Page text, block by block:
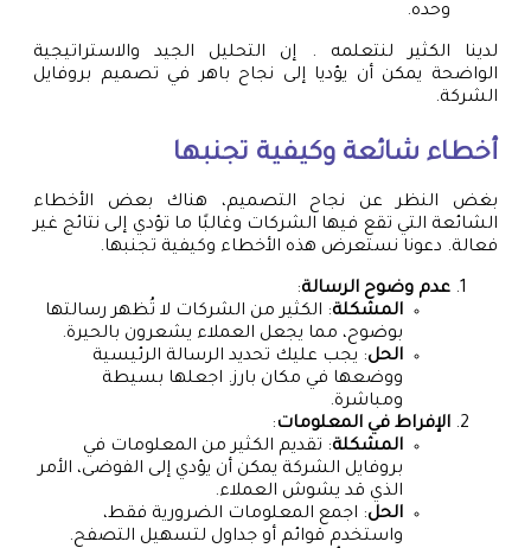
وحده.
لدينا الكثير لنتعلمه . إن التحليل الجيد والاستراتيجية
الواضحة يمكن أن يؤديا إلى نجاح باهر في تصميم بروفايل
الشركة.
أخطاء شائعة وكيفية تجنبها
بغض النظر عن نجاح التصميم، هناك بعض الأخطاء
الشائعة التي تقع فيها الشركات وغالبًا ما تؤدي إلى نتائج غير
فعالة. دعونا نستعرض هذه الأخطاء وكيفية تجنبها.
عدم وضوح الرسالة:
المشكلة: الكثير من الشركات لا تُظهر رسالتها
بوضوح، مما يجعل العملاء يشعرون بالحيرة.
الحل: يجب عليك تحديد الرسالة الرئيسية
ووضعها في مكان بارز. اجعلها بسيطة
ومباشرة.
الإفراط في المعلومات:
المشكلة: تقديم الكثير من المعلومات في
بروفايل الشركة يمكن أن يؤدي إلى الفوضى، الأمر
الذي قد يشوش العملاء.
الحل: اجمع المعلومات الضرورية فقط،
واستخدم قوائم أو جداول لتسهيل التصفح.